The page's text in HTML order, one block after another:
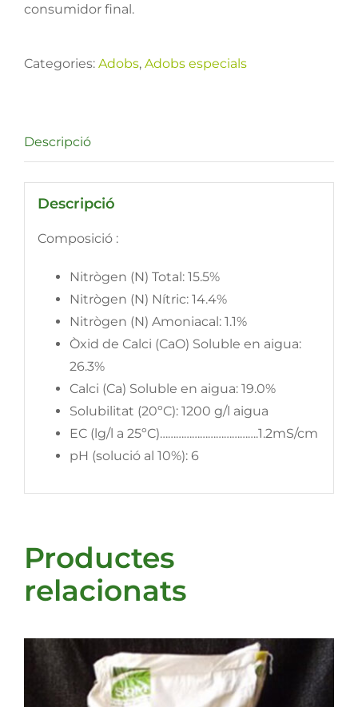
consumidor final.
Categories: Adobs, Adobs especials
Descripció
Descripció
Composició :
Nitrògen (N) Total: 15.5%
Nitrògen (N) Nítric: 14.4%
Nitrògen (N) Amoniacal: 1.1%
Òxid de Calci (CaO) Soluble en aigua:
26.3%
Calci (Ca) Soluble en aigua: 19.0%
Solubilitat (20ºC): 1200 g/l aigua
EC (lg/l a 25ºC)……………………………….1.2mS/cm
pH (solució al 10%): 6
Productes
relacionats